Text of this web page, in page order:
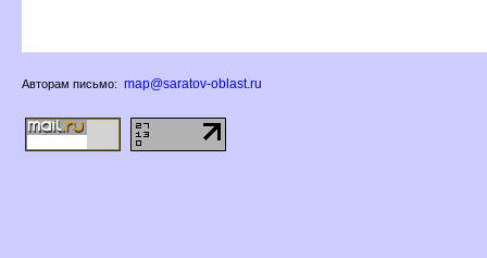
Авторам письмо: map@saratov-oblast.ru